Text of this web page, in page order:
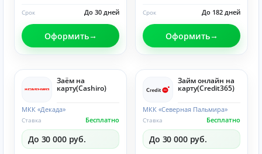
До 30 дней
Срок
Оформить
До 182 дней
Срок
Оформить
Заём на
карту(Cashiro)
МКК «Декада»
Бесплатно
Ставка
До 30 000 руб.
Займ онлайн на
карту(Credit365)
МКК «Северная Пальмира»
Бесплатно
Ставка
До 30 000 руб.